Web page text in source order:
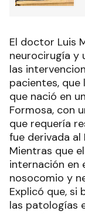
El doctor Luis
neurocirugía y
las
pacientes, que
que nació en
Formosa, con
que requería
fue derivada al
Mientras que
internación en
nosocomio y
Explicó que, si
las patologías